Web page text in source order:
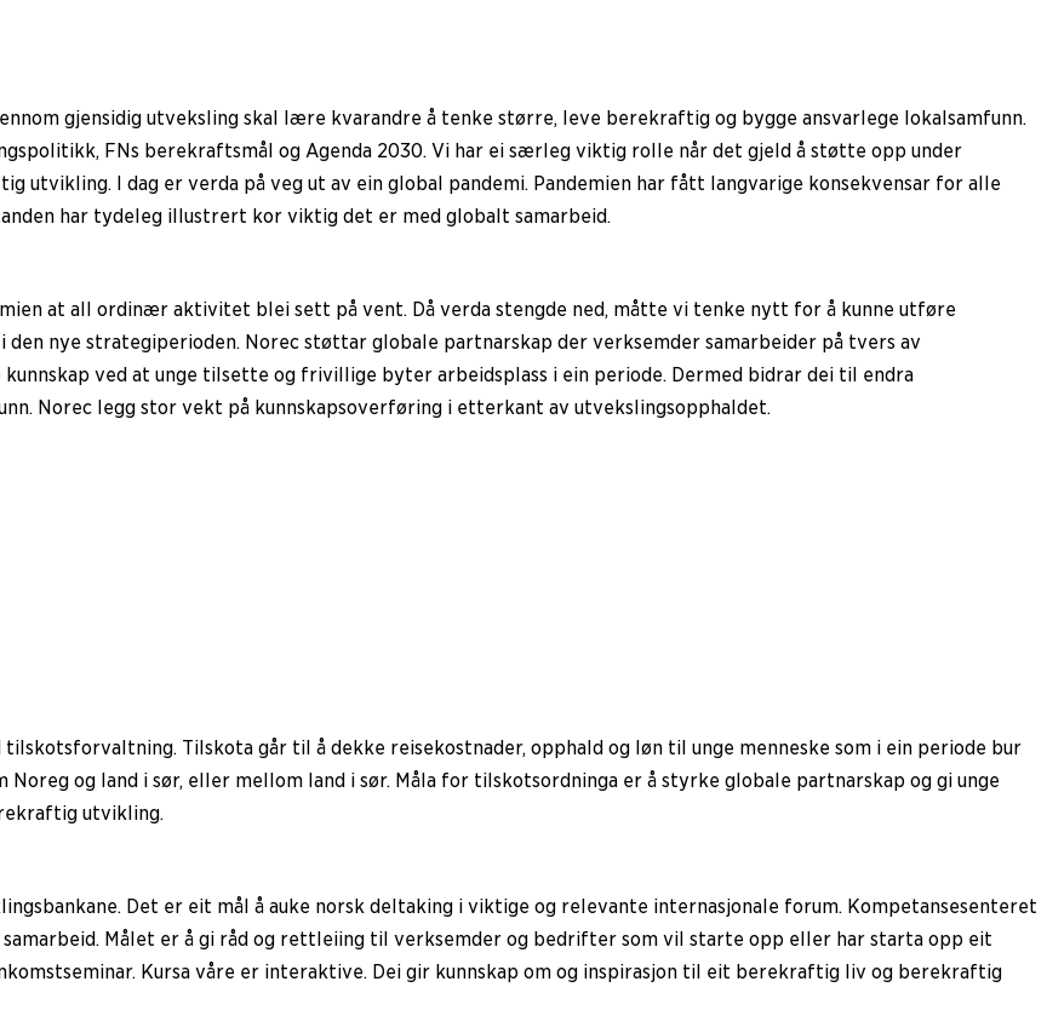
gjensidig utveksling skal lære kvarandre å tenke større, leve berekraftig og bygge ansvarlege lokalsamfunn.
FNs berekraftsmål og Agenda 2030. Vi har ei særleg viktig rolle når det gjeld å støtte opp under
utvikling. I dag er verda på veg ut av ein global pandemi. Pandemien har fått langvarige konsekvensar for alle
har tydeleg illustrert kor viktig det er med globalt samarbeid.
at all ordinær aktivitet blei sett på vent. Då verda stengde ned, måtte vi tenke nytt for å kunne utføre
den nye strategiperioden. Norec støttar globale partnarskap der verksemder samarbeider på tvers av
ved at unge tilsette og frivillige byter arbeidsplass i ein periode. Dermed bidrar dei til endra
Norec legg stor vekt på kunnskapsoverføring i etterkant av utvekslingsopphaldet.
Tilskota går til å dekke reisekostnader, opphald og løn til unge menneske som i ein periode bur
og land i sør, eller mellom land i sør. Måla for tilskotsordninga er å styrke globale partnarskap og gi unge
utvikling.
Det er eit mål å auke norsk deltaking i viktige og relevante internasjonale forum. Kompetansesenteret
Målet er å gi råd og rettleiing til verksemder og bedrifter som vil starte opp eller har starta opp eit
Kursa våre er interaktive. Dei gir kunnskap om og inspirasjon til eit berekraftig liv og berekraftig